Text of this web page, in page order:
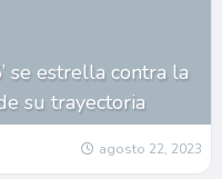
se estrella contra la
su trayectoria
agosto 22, 2023